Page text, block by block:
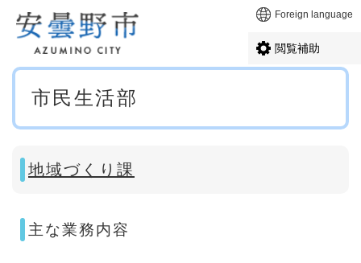
メニューを飛ばして本文へ Foreign language
閲覧補助
本
市民生活部
地域づくり課
主な業務内容